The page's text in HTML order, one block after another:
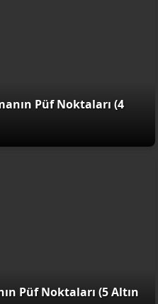
Püf Noktaları (4
Püf Noktaları (5 Altın